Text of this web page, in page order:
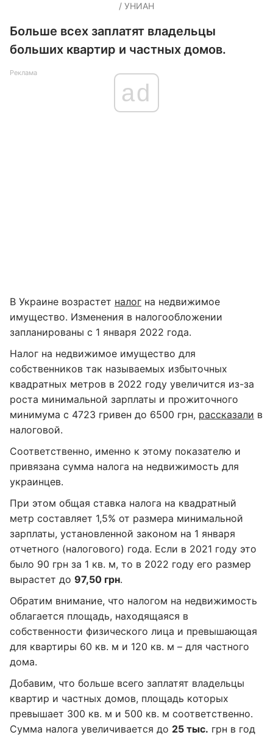
/ УНИАН
Больше всех заплатят владельцы
больших квартир и частных домов.
Реклама
ad
В Украине возрастет налог на недвижимое
имущество. Изменения в налогообложении
запланированы с 1 января 2022 года.
Налог на недвижимое имущество для
собственников так называемых избыточных
квадратных метров в 2022 году увеличится из-за
роста минимальной зарплаты и прожиточного
минимума с 4723 гривен до 6500 грн, рассказали в
налоговой.
Соответственно, именно к этому показателю и
привязана сумма налога на недвижимость для
украинцев.
При этом общая ставка налога на квадратный
метр составляет 1,5% от размера минимальной
зарплаты, установленной законом на 1 января
отчетного (налогового) года. Если в 2021 году это
было 90 грн за 1 кв. м, то в 2022 году его размер
вырастет до 97,50 грн.
Обратим внимание, что налогом на недвижимость
облагается площадь, находящаяся в
собственности физического лица и превышающая
для квартиры 60 кв. м и 120 кв. м – для частного
дома.
Добавим, что больше всего заплатят владельцы
квартир и частных домов, площадь которых
превышает 300 кв. м и 500 кв. м соответственно.
Сумма налога увеличивается до 25 тыс. грн в год